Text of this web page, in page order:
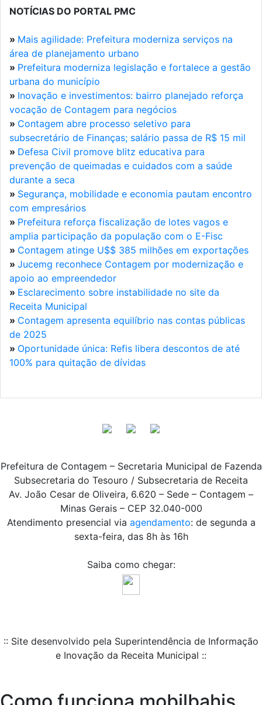
NOTÍCIAS DO PORTAL PMC
» Mais agilidade: Prefeitura moderniza serviços na
área de planejamento urbano
» Prefeitura moderniza legislação e fortalece a gestão
urbana do município
» Inovação e investimentos: bairro planejado reforça
vocação de Contagem para negócios
» Contagem abre processo seletivo para
subsecretário de Finanças; salário passa de R$ 15 mil
» Defesa Civil promove blitz educativa para
prevenção de queimadas e cuidados com a saúde
durante a seca
» Segurança, mobilidade e economia pautam encontro
com empresários
» Prefeitura reforça fiscalização de lotes vagos e
amplia participação da população com o E-Fisc
» Contagem atinge U$$ 385 milhões em exportações
» Jucemg reconhece Contagem por modernização e
apoio ao empreendedor
» Esclarecimento sobre instabilidade no site da
Receita Municipal
» Contagem apresenta equilíbrio nas contas públicas
de 2025
» Oportunidade única: Refis libera descontos de até
100% para quitação de dívidas
Prefeitura de Contagem – Secretaria Municipal de Fazenda
Subsecretaria do Tesouro / Subsecretaria de Receita
Av. João Cesar de Oliveira, 6.620 – Sede – Contagem –
Minas Gerais – CEP 32.040-000
Atendimento presencial via agendamento: de segunda a
sexta-feira, das 8h às 16h
Saiba como chegar:
:: Site desenvolvido pela Superintendência de Informação
e Inovação da Receita Municipal ::